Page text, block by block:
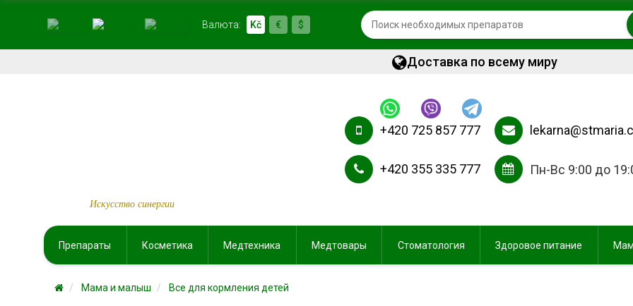
Валюта: Kč € $
Доставка по всему миру
Искусство синергии
+420 725 857 777
+420 355 335 777 Пн-Вс 9:00 до
Препараты Косметика Медтехника Медтовары Стоматология Здоровое питание
Мама и малыш Все для кормления детей